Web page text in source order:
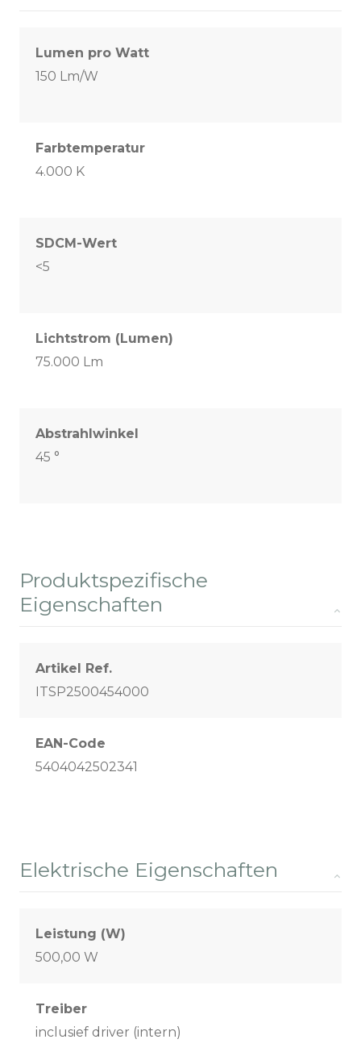
Lumen pro Watt
150 Lm/W
Farbtemperatur
4.000 K
SDCM-Wert
<5
Lichtstrom (Lumen)
75.000 Lm
Abstrahlwinkel
45 °
Produktspezifische
Eigenschaften
Artikel Ref.
ITSP2500454000
EAN-Code
5404042502341
Elektrische Eigenschaften
Leistung (W)
500,00 W
Treiber
inclusief driver (intern)